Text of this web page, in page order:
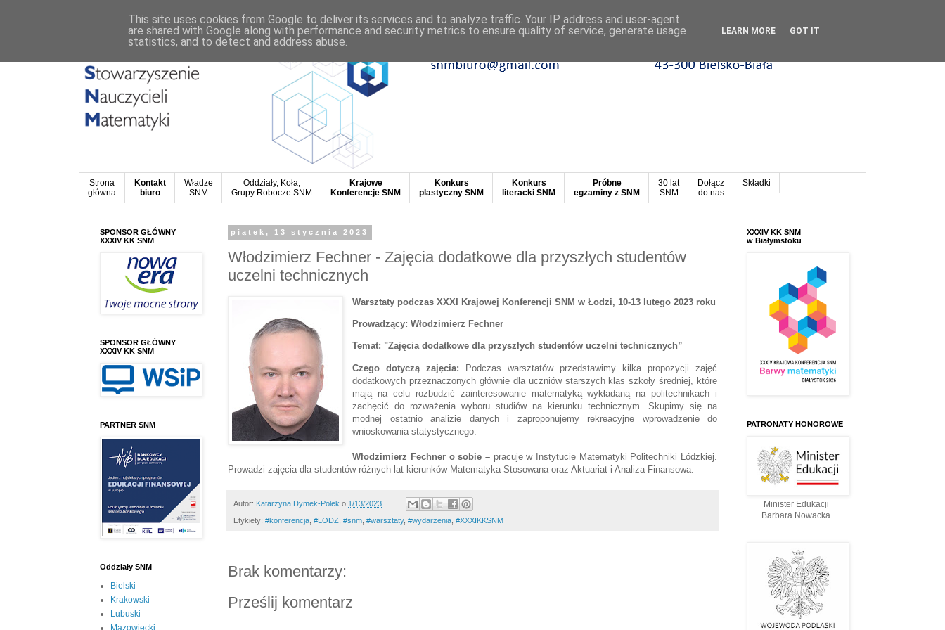
Strona
główna
Kontakt
biuro
Władze
SNM
Oddziały, Koła,
Grupy Robocze SNM
Krajowe
Konferencje SNM
Konkurs
plastyczny SNM
Konkurs
literacki SNM
Próbne
egzaminy z SNM
30 lat
SNM
Dołącz
do nas
Składki
piątek, 13 stycznia 2023
Włodzimierz Fechner - Zajęcia dodatkowe dla przyszłych studentów
uczelni technicznych
Warsztaty podczas XXXI Krajowej Konferencji SNM w Łodzi, 10-13 lutego 2023 roku
Prowadzący: Włodzimierz Fechner
Temat: "Zajęcia dodatkowe dla przyszłych studentów uczelni technicznych”
Czego dotyczą zajęcia: Podczas warsztatów przedstawimy kilka propozycji zajęć
dodatkowych przeznaczonych głównie dla uczniów starszych klas szkoły średniej, które
mają na celu rozbudzić zainteresowanie matematyką wykładaną na politechnikach i
zachęcić do rozważenia wyboru studiów na kierunku technicznym. Skupimy się na
modnej ostatnio analizie danych i zaproponujemy rekreacyjne wprowadzenie do
wnioskowania statystycznego.
Włodzimierz Fechnero sobie – pracuje w Instytucie Matematyki Politechniki Łódzkiej.
Prowadzi zajęcia dla studentów różnych lat kierunków Matematyka Stosowana oraz Aktuariat i Analiza Finansowa.
Autor: Katarzyna Dymek-Polek o 1/13/2023
Etykiety: #konferencja #LODZ #snm #warsztaty, #wydarzenia #XXXIKKSNM
Brak komentarzy:
Prześlij komentarz
SPONSOR GŁÓWNY
XXXIV KK SNM
SPONSOR GŁÓWNY
XXXIV KK SNM
PARTNER SNM
Oddziały SNM
Bielski
Krakowski
Lubuski
XXXIV KK SNM
w Białymstoku
PATRONATY HONOROWE
Minister Edukacji
Barbara Nowacka
This site uses cookies from Google to deliver its services and to analyze traffic. Your IP address and user-agent
are shared with Google along with performance and security metrics to ensure quality of service, generate usage
statistics, and to detect and address abuse.
LEARN MORE GOT IT